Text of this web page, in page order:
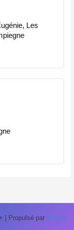
Les
| Propulsé par Thème